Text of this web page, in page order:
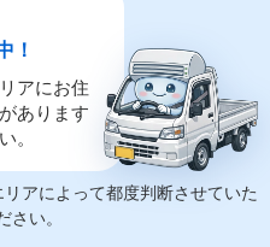
！
アにお住
あります
。
アによって都度判断させていた
い。